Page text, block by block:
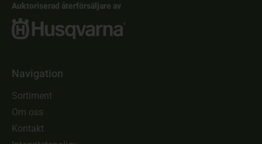
Auktoriserad återförsäljare av
Navigation
Sortiment
Om oss
Kontakt